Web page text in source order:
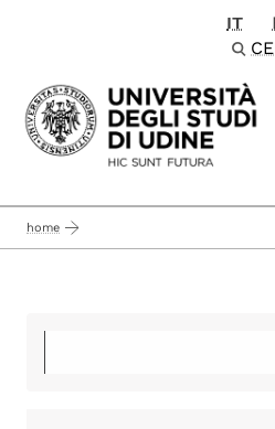
Passa al contenuto
IT
home